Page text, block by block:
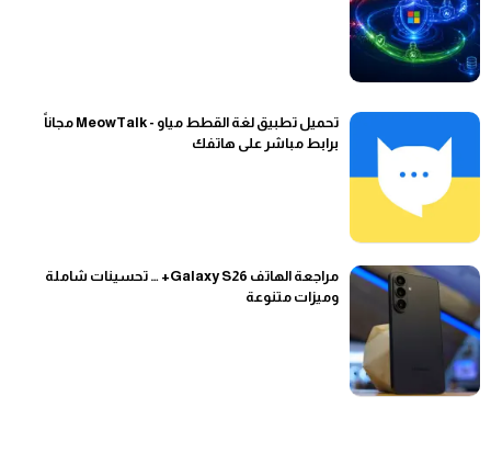
تحميل تطبيق لغة القطط مياو - MeowTalk مجاناً
برابط مباشر على هاتفك
مراجعة الهاتف Galaxy S26+ … تحسينات شاملة
وميزات متنوعة